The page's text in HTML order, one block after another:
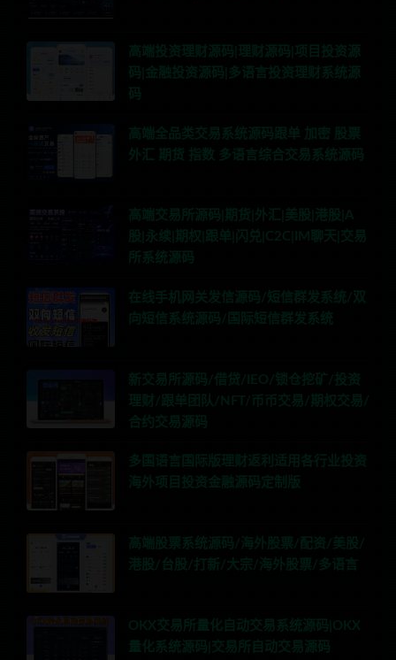
高端投资理财源码|理财源码|项目投资源
码|金融投资源码|多语言投资理财系统源
码
高端全品类交易系统源码跟单 加密 股票
外汇 期货 指数 多语言综合交易系统源码
高端交易所源码|期货|外汇|美股|港股|A
股|永续|期权|跟单|闪兑|C2C|IM聊天|交易
所系统源码
在线手机网关发信源码/短信群发系统/双
向短信系统源码/国际短信群发系统
新交易所源码/借贷/IEO/锁仓挖矿/投资
理财/跟单团队/NFT/币币交易/期权交易/
合约交易源码
多国语言国际版理财返利适用各行业投资
海外项目投资金融源码定制版
高端股票系统源码/海外股票/配资/美股/
港股/台股/打新/大宗/海外股票/多语言
OKX交易所量化自动交易系统源码|OKX
量化系统源码|交易所自动交易源码